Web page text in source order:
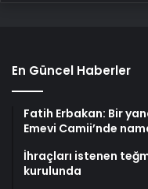
En Güncel Haberler
Fatih Erbakan: Bir
Emevi Camii’nde
İhraçları istenen
kurulunda